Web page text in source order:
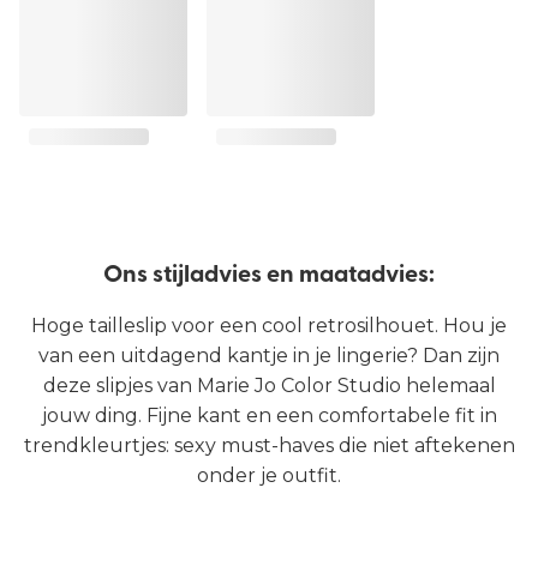
Ons stijladvies en maatadvies:
Hoge tailleslip voor een cool retrosilhouet. Hou je
van een uitdagend kantje in je lingerie? Dan zijn
deze slipjes van Marie Jo Color Studio helemaal
jouw ding. Fijne kant en een comfortabele fit in
trendkleurtjes: sexy must-haves die niet aftekenen
onder je outfit.